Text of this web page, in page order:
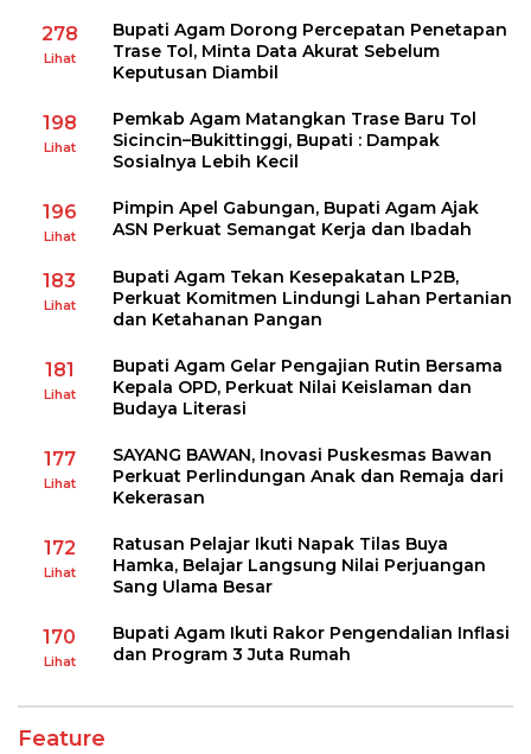
278
Lihat
Bupati Agam Dorong Percepatan Penetapan
Trase Tol, Minta Data Akurat Sebelum
Keputusan Diambil
198
Lihat
Pemkab Agam Matangkan Trase Baru Tol
Sicincin–Bukittinggi, Bupati : Dampak
Sosialnya Lebih Kecil
196
Lihat
Pimpin Apel Gabungan, Bupati Agam Ajak
ASN Perkuat Semangat Kerja dan Ibadah
183
Lihat
Bupati Agam Tekan Kesepakatan LP2B,
Perkuat Komitmen Lindungi Lahan Pertanian
dan Ketahanan Pangan
181
Lihat
Bupati Agam Gelar Pengajian Rutin Bersama
Kepala OPD, Perkuat Nilai Keislaman dan
Budaya Literasi
177
Lihat
SAYANG BAWAN, Inovasi Puskesmas Bawan
Perkuat Perlindungan Anak dan Remaja dari
Kekerasan
172
Lihat
Ratusan Pelajar Ikuti Napak Tilas Buya
Hamka, Belajar Langsung Nilai Perjuangan
Sang Ulama Besar
170
Lihat
Bupati Agam Ikuti Rakor Pengendalian Inflasi
dan Program 3 Juta Rumah
Feature